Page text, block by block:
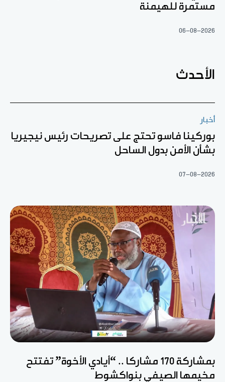
مستمرة للهيمنة
06-08-2026
الأحدث
أخبار
بوركينا فاسو تحتج على تصريحات رئيس نيجيريا
بشأن الأمن بدول الساحل
07-08-2026
بمشاركة 170 مشاركا .. “أيادي الأخوة” تفتتح
مخيمها الصيفي بنواكشوط